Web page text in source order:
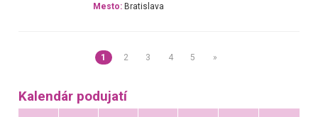
Mesto: Bratislava
1 2 3 4 5 »
Kalendár podujatí